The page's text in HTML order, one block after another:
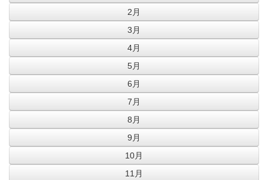
2月
3月
4月
5月
6月
7月
8月
9月
10月
11月